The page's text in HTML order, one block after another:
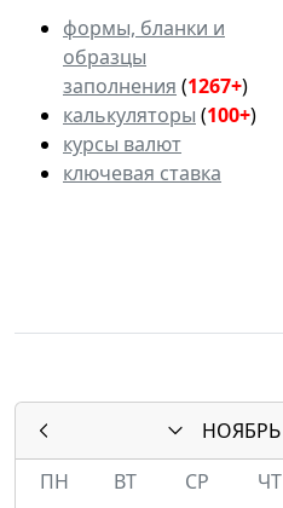
формы, бланки и
образцы
заполнения (1267+)
калькуляторы (100+)
курсы валют
ключевая ставка
НОЯБРЬ
ПН
ВТ СР ЧТ